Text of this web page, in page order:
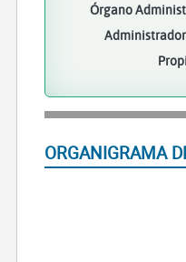
Órgano
ORGANIGRAMA